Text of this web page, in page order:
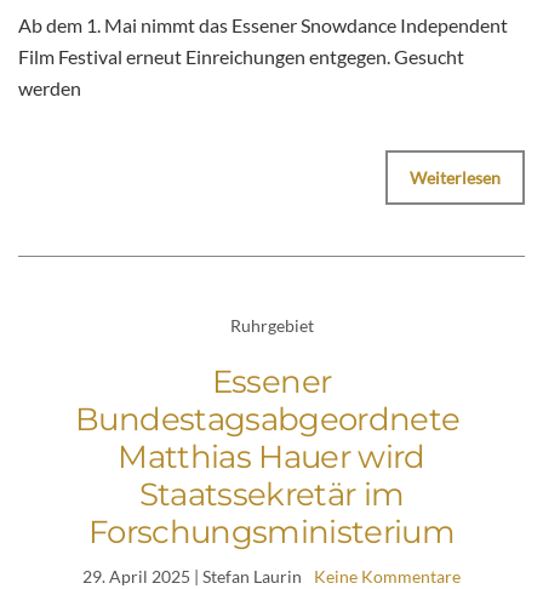
Ab dem 1. Mai nimmt das Essener Snowdance Independent
Film Festival erneut Einreichungen entgegen. Gesucht
werden
Weiterlesen
Ruhrgebiet
Essener
Bundestagsabgeordnete
Matthias Hauer wird
Staatssekretär im
Forschungsministerium
29. April 2025 | Stefan Laurin Keine Kommentare